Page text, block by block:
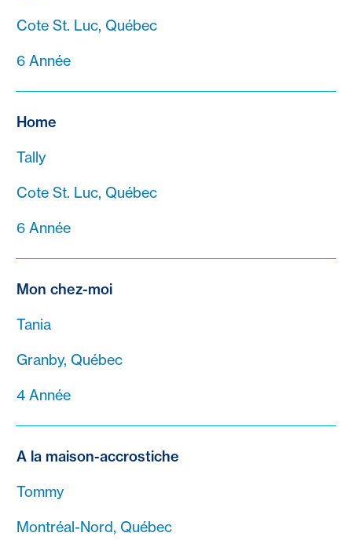
Cote St. Luc, Québec
6 Année
Home
Tally
Cote St. Luc, Québec
6 Année
Mon chez-moi
Tania
Granby, Québec
4 Année
A la maison-accrostiche
Tommy
Montréal-Nord, Québec